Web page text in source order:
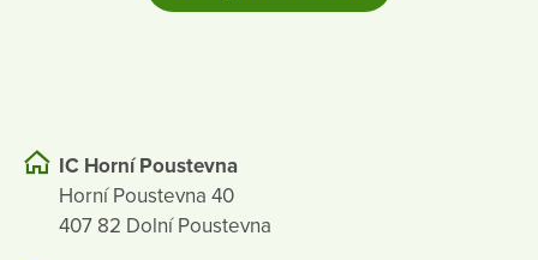
IC Horní Poustevna
Horní Poustevna 40
407 82 Dolní Poustevna